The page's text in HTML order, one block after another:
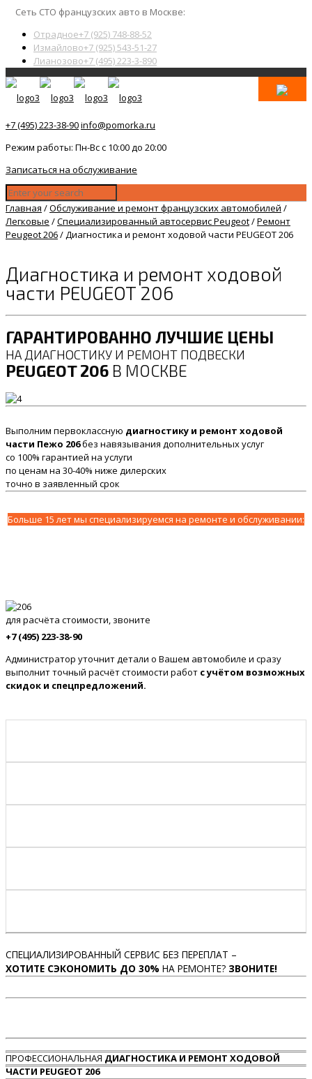
Сеть СТО французских авто в Москве:
Отрадное+7 (925) 748-88-52
Измайлово+7 (925) 543-51-27
Лианозово+7 (495) 223-3-890
+7 (495) 223-38-90info@pomorka.ru
Режим работы: Пн-Вс с 10:00 до 20:00
Записаться на обслуживание
Главная /Обслуживание и ремонт французских автомобилей /
Легковые /Специализированный автосервис Peugeot/Ремонт
Peugeot 206/Диагностика и ремонт ходовой части PEUGEOT 206
Диагностика и ремонт ходовой
части PEUGEOT 206
ГАРАНТИРОВАННО ЛУЧШИЕ ЦЕНЫ
НА ДИАГНОСТИКУ И РЕМОНТ ПОДВЕСКИ
PEUGEOT 206 В МОСКВЕ
Выполним первоклассную диагностику и ремонт ходовой
части Пежо 206без навязывания дополнительных услуг
со 100% гарантией на услуги
по ценам на 30-40% ниже дилерских
точно в заявленный срок
Больше 15 лет мы специализируемся на ремонте и обслуживании:
для расчёта стоимости, звоните
+7 (495) 223-38-90
Администратор уточнит детали о Вашем автомобиле и сразу
выполнит точный расчёт стоимости работ с учётом возможных
скидок и спецпредложений.
СПЕЦИАЛИЗИРОВАННЫЙ СЕРВИС БЕЗ ПЕРЕПЛАТ –
ХОТИТЕ СЭКОНОМИТЬ ДО 30% НА РЕМОНТЕ? ЗВОНИТЕ!
ПРОФЕССИОНАЛЬНАЯ ДИАГНОСТИКА И РЕМОНТ ХОДОВОЙ
ЧАСТИ PEUGEOT 206